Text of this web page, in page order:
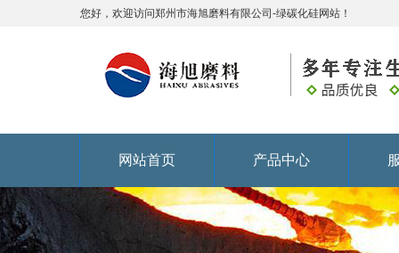
您好，欢迎访问郑州市海旭磨料有限公司-绿碳化硅网站！
网站首页 产品中心